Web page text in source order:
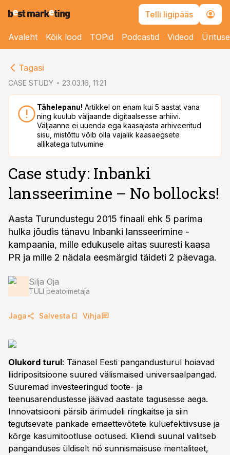
Telli ligipääs
Avaleht Kõik lood TOPid Podcastid Videod
Tagasi
CASE STUDY 23.03.16, 11:21
Tähelepanu! Artikkel on enam kui 5 aastat vana
ning kuulub väljaande digitaalsesse arhiivi.
Väljaanne ei uuenda ega kaasajasta arhiveeritud
sisu, mistõttu võib olla vajalik kaasaegsete
allikatega tutvumine
Case study: Inbanki
lansseerimine – No bollocks!
Aasta Turundustegu 2015 finaali ehk 5 parima
hulka jõudis tänavu Inbanki lansseerimine -
kampaania, mille edukusele aitas suuresti kaasa
PR ja mille 2 nädala eesmärgid täideti 2 päevaga.
Silja Oja
TULI peatoimetaja
Jaga Salvesta Vihja
Olukord turul: Tänasel Eesti pangandusturul hoiavad
liidripositsioone suured välismaised universaalpangad.
Suuremad investeeringud toote- ja
teenusarendustesse jäävad aastate tagusesse aega.
Innovatsiooni pärsib ärimudeli ringkaitse ja siin
tegutsevate pankade emaettevõtete kuluefektiivsuse ja
kõrge kasumitootluse ootused. Kliendi suunal valitseb
panganduses üldiselt nö sunnismaisuse mentaliteet,